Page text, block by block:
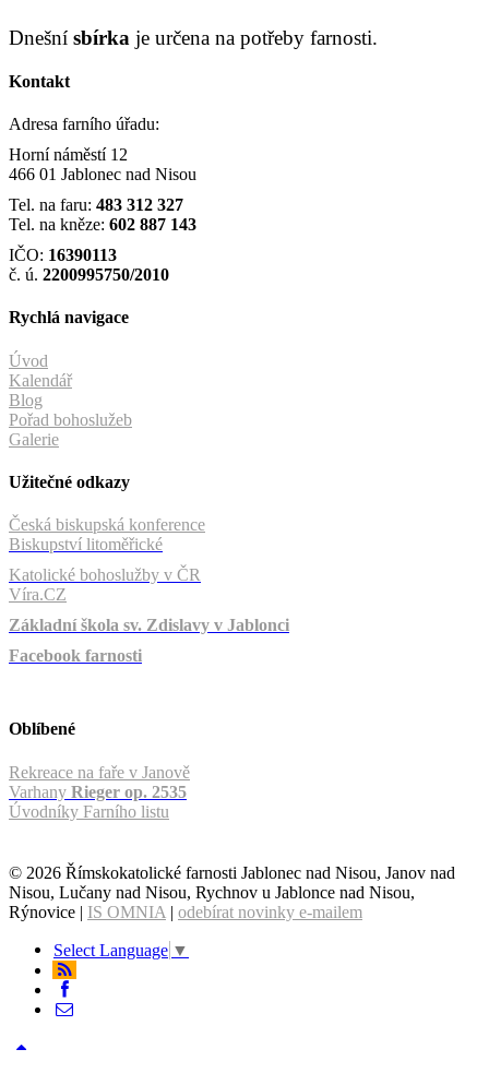
Dnešní sbírka je určena na potřeby farnosti.
Kontakt
Adresa farního úřadu:
Horní náměstí 12
466 01 Jablonec nad Nisou
Tel. na faru: 483 312 327
Tel. na kněze: 602 887 143
IČO: 16390113
č. ú. 2200995750/2010
Rychlá navigace
Úvod
Kalendář
Blog
Pořad bohoslužeb
Galerie
Užitečné odkazy
Česká biskupská konference
Biskupství litoměřické
Katolické bohoslužby v ČR
Víra.CZ
Základní škola sv. Zdislavy v Jablonci
Facebook farnosti
Oblíbené
Rekreace na faře v Janově
Varhany Rieger op. 2535
Úvodníky Farního listu
© 2026 Římskokatolické farnosti Jablonec nad Nisou, Janov nad
Nisou, Lučany nad Nisou, Rychnov u Jablonce nad Nisou,
Rýnovice | IS OMNIA | odebírat novinky e-mailem
Select Language ▼